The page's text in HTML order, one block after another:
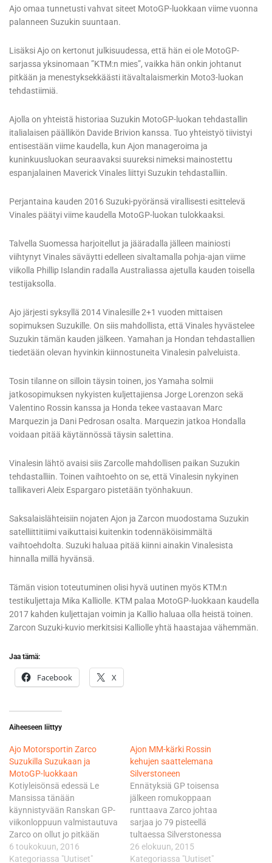
Ajo omaa tunnetusti vahvat siteet MotoGP-luokkaan viime vuonna
palanneen Suzukin suuntaan.
Lisäksi Ajo on kertonut julkisuudessa, että hän ei ole MotoGP-
sarjassa yksinomaan ”KTM:n mies”, vaikka hän onkin johtanut
pitkään ja menestyksekkäästi itävaltalaismerkin Moto3-luokan
tehdastiimiä.
Ajolla on yhteistä historiaa Suzukin MotoGP-luokan tehdastallin
italialaisen päällikön Davide Brivion kanssa. Tuo yhteistyö tiivistyi
entisestään viime kaudella, kun Ajon manageroima ja
kuninkuusluokan seuraavaksi suureksi nimeksi mainostettu
espanjalainen Maverick Vinales liittyi Suzukin tehdastalliin.
Perjantaina kauden 2016 Suzuki-pyöränsä virallisesti esittelevä
Vinales päätyi viime kaudella MotoGP-luokan tulokkaaksi.
Talvella Suomessa harjoitellut ja jääradalla jälleen mainiosti
viihtynyt Vinales säväytti edelleen sivaltamalla pohja-ajan viime
viikolla Phillip Islandin radalla Australiassa ajetulla kauden toisella
testijaksolla.
Ajo järjesti syksyllä 2014 Vinalesille 2+1 vuoden mittaisen
sopimuksen Suzukille. On siis mahdollista, että Vinales hyvästelee
Suzukin tämän kauden jälkeen. Yamahan ja Hondan tehdastallien
tiedetään olevan hyvinkin kiinnostuneita Vinalesin palveluista.
Tosin tilanne on silloin täysin toinen, jos Yamaha solmii
jatkosopimuksen nykyisten kuljettajiensa Jorge Lorenzon sekä
Valentino Rossin kanssa ja Honda tekee vastaavan Marc
Marquezin ja Dani Pedrosan osalta. Marquezin jatkoa Hondalla
voidaan pitää käytännössä täysin salettina.
Vinalesin lähtö avaisi siis Zarcolle mahdollisen paikan Suzukin
tehdastalliin. Toinen vaihtoehto on se, että Vinalesin nykyinen
tallikaveri Aleix Espargaro pistetään työnhakuun.
Saksalaislähteisiin nojaten Ajon ja Zarcon muodostama Suzukin
satelliittitiimi vaikuttaisi kuitenkin todennäköisimmältä
vaihtoehdolta. Suzuki haluaa pitää kiinni ainakin Vinalesista
hinnalla millä hyvänsä.
Tämän vision toteutuminen olisi hyvä uutinen myös KTM:n
testikuljettaja Mika Kalliolle. KTM palaa MotoGP-luokkaan kaudella
2017 kahden kuljettajan voimin ja Kallio haluaa olla heistä toinen.
Zarcon Suzuki-kuvio merkitsisi Kalliolle yhtä haastajaa vähemmän.
Jaa tämä:
Facebook X
Aiheeseen liittyy
Ajo Motorsportin Zarco
Suzukilla Suzukaan ja
MotoGP-luokkaan
Kotiyleisönsä edessä Le
Mansissa tänään
käynnistyvään Ranskan GP-
viikonloppuun valmistautuva
Zarco on ollut jo pitkään
Suzukin kiikarissa. - Meillä on
olemassa eräänlainen optio
6 toukokuun, 2016
Kategoriassa "Uutiset"
Ajon MM-kärki Rossin
kehujen saattelemana
Silverstoneen
Ennätyksiä GP toisensa
jälkeen romukoppaan
runttaava Zarco johtaa
sarjaa jo 79 pisteellä
tultaessa Silverstonessa
ajettavaan kauden 12.
osakilpailuun. Zarcon
26 elokuun, 2015
Kategoriassa "Uutiset"